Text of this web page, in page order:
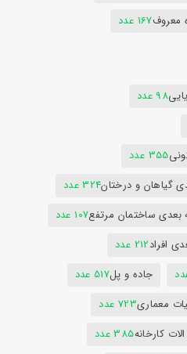
معروف167 عدد
98 عدد
355 عدد
گیاهان و درختان324 عدد
بعدی ساختمان مرتفع107 عدد
افراد212 عدد
جاده و پل517 عدد
معماری723 عدد
کارخانه385 عدد